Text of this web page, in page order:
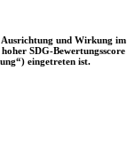
Ausrichtung und Wirkung im
SDG-Bewertungsscore
eingetreten ist.